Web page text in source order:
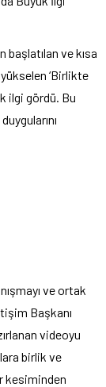
başlatılan ve kısa
‘Birlikte
ilgi gördü. Bu
ve ortak
Başkanı
videoyu
birlik ve
kesiminden